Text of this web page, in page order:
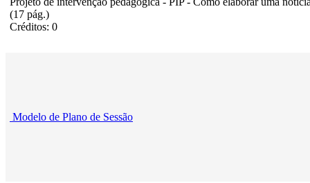
(17 pág.)
Créditos: 0
Modelo de Plano de Sessão